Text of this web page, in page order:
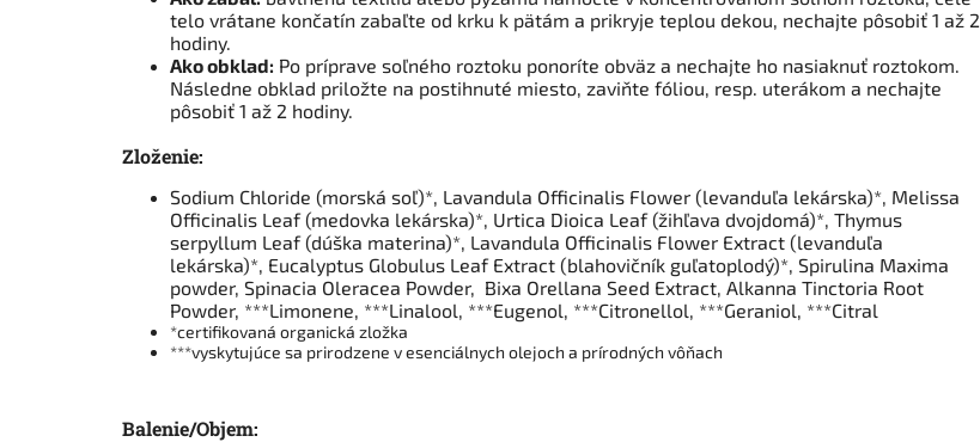
telo vrátane končatín zabaľte od krku k pätám a prikryje teplou dekou, nechajte pôsobiť 1 až 2
hodiny.
Ako obklad: Po príprave soľného roztoku ponoríte obväz a nechajte ho nasiaknuť roztokom.
Následne obklad priložte na postihnuté miesto, zaviňte fóliou, resp. uterákom a nechajte
pôsobiť 1 až 2 hodiny.
Zloženie:
Sodium Chloride (morská soľ)* Lavandula Officinalis Flower (levanduľa lekárska)* , Melissa
Officinalis Leaf (medovka lekárska)*, Urtica Dioica Leaf (žihľava dvojdomá)*, Thymus
serpyllum Leaf (dúška materina)*, Lavandula Officinalis Flower Extract (levanduľa
lekárska)*, Eucalyptus Globulus Leaf Extract (blahovičník guľatoplodý)*, Spirulina Maxima
powder, Spinacia Oleracea Powder, Bixa Orellana Seed Extract, Alkanna Tinctoria Root
Powder, ***Limonene, ***Linalool, ***Eugenol, ***Citronellol, ***Geraniol, ***Citral
*certifikovaná organická zložka
***vyskytujúce sa prirodzene v esenciálnych olejoch a prírodných vôňach
Balenie/Objem: